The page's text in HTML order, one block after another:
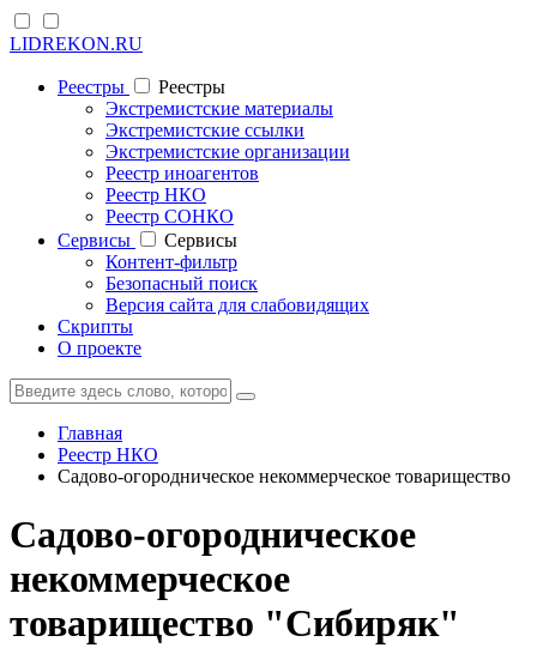
LIDREKON.RU
Реестры
Реестры
Экстремистские материалы
Экстремистские ссылки
Экстремистские организации
Реестр иноагентов
Реестр НКО
Реестр СОНКО
Cервисы
Cервисы
Контент-фильтр
Безопасный поиск
Версия сайта для слабовидящих
Скрипты
О проекте
Главная
Реестр НКО
Садово-огородническое некоммерческое товарищество
Садово-огородническое
некоммерческое
товарищество "Сибиряк"